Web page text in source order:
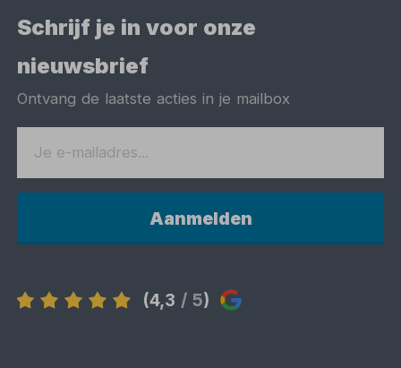
Schrijf je in voor onze
nieuwsbrief
Ontvang de laatste acties in je mailbox
Aanmelden
(4,3 / 5)